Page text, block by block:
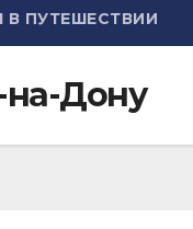
В ПУТЕШЕСТВИИ
на-Дону